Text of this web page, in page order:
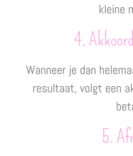
kleine
4.
Wanneer je dan
resultaat, volgt een
5.